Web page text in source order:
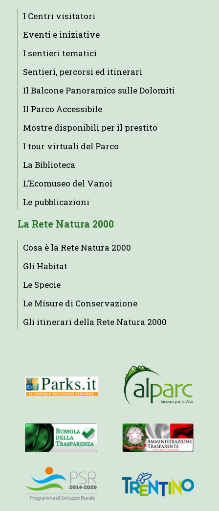
I Centri visitatori
Eventi e iniziative
I sentieri tematici
Sentieri, percorsi ed itinerari
Il Balcone Panoramico sulle Dolomiti
Il Parco Accessibile
Mostre disponibili per il prestito
I tour virtuali del Parco
La Biblioteca
L’Ecomuseo del Vanoi
Le pubblicazioni
La Rete Natura 2000
Cosa è la Rete Natura 2000
Gli Habitat
Le Specie
Le Misure di Conservazione
Gli itinerari della Rete Natura 2000